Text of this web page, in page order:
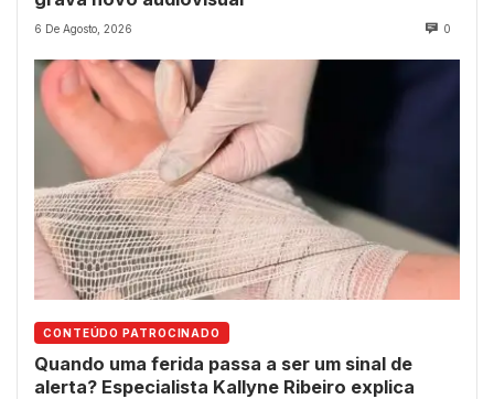
6 De Agosto, 2026 0
CONTEÚDO PATROCINADO
Quando uma ferida passa a ser um sinal de
alerta? Especialista Kallyne Ribeiro explica